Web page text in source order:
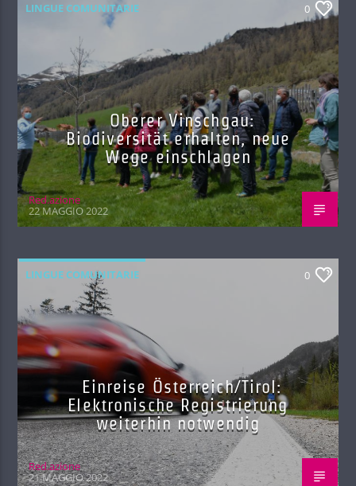
LINGUE COMUNITARIE 0
Oberer Vinschgau:
Biodiversität erhalten, neue
Wege einschlagen
Red.azione
22 MAGGIO 2022
LINGUE COMUNITARIE 0
Einreise Österreich/Tirol:
Elektronische Registrierung
weiterhin notwendig
Red.azione
21 MAGGIO 2022